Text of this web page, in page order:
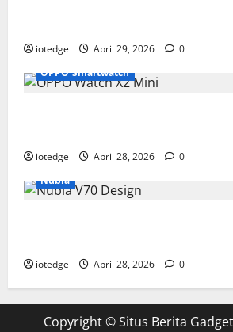
iotedge April 29, 2026
0
OPPO Smartwatch
iotedge April 28, 2026
0
Nubia
iotedge April 28, 2026 0
Copyright ©Situs Berita